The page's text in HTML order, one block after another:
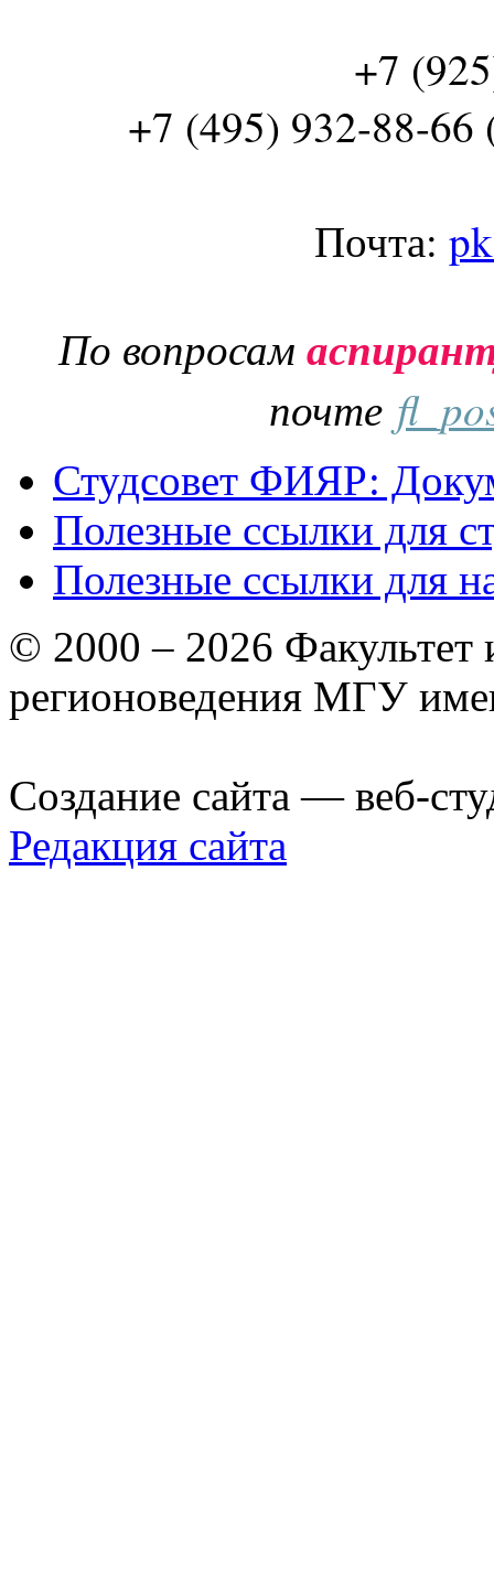
+7
+7 (495) 932-88-66
Почта:
По вопросам
почте
Студсовет ФИЯР:
Полезные ссылки для
Полезные ссылки для
© 2000 – 2026 Факультет
регионоведения МГУ
Создание сайта — веб-
Редакция сайта